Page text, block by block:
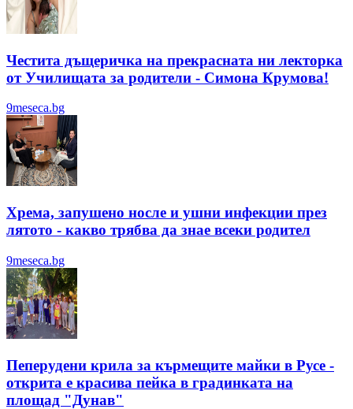
Честита дъщеричка на прекрасната ни лекторка
от Училищата за родители - Симона Крумова!
9meseca.bg
Хрема, запушено носле и ушни инфекции през
лятотo - какво трябва да знае всеки родител
9meseca.bg
Пеперудени крила за кърмещите майки в Русе -
открита е красива пейка в градинката на
площад "Дунав"